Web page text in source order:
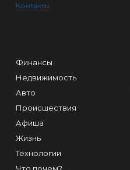
Контакты
Финансы
Недвижимость
Авто
Происшествия
Афиша
Жизнь
Технологии
Что почем?